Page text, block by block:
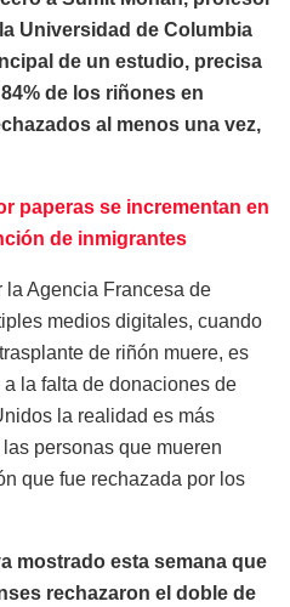
Universidad de Columbia
de un estudio, precisa
de los riñones en
al menos una vez,
paperas se incrementan en
de inmigrantes
la Agencia Francesa de
medios digitales, cuando
de riñón muere, es
la falta de donaciones de
la realidad es más
personas que mueren
que fue rechazada por los
mostrado esta semana que
rechazaron el doble de